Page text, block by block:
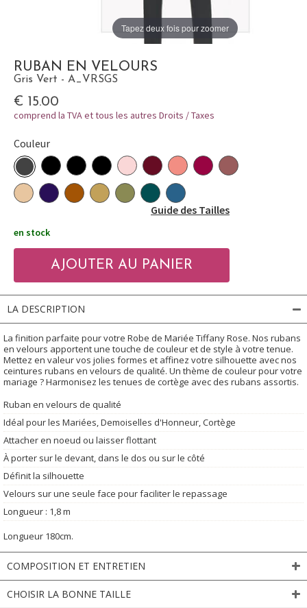
Tapez deux fois pour zoomer
RUBAN EN VELOURS
Gris Vert - A_VRSGS
€ 15.00
comprend la TVA et tous les autres Droits / Taxes
Couleur
Guide des Tailles
en stock
LA DESCRIPTION
La finition parfaite pour votre Robe de Mariée Tiffany Rose. Nos rubans
en velours apportent une touche de couleur et de style à votre tenue.
Mettez en valeur vos jolies formes et affinez votre silhouette avec nos
ceintures rubans en velours de qualité. Un thème de couleur pour votre
mariage ? Harmonisez les tenues de cortège avec des rubans assortis.
Ruban en velours de qualité
Idéal pour les Mariées, Demoiselles d'Honneur, Cortège
Attacher en noeud ou laisser flottant
À porter sur le devant, dans le dos ou sur le côté
Définit la silhouette
Velours sur une seule face pour faciliter le repassage
Longueur : 1,8 m
Longueur 180cm.
COMPOSITION ET ENTRETIEN
CHOISIR LA BONNE TAILLE